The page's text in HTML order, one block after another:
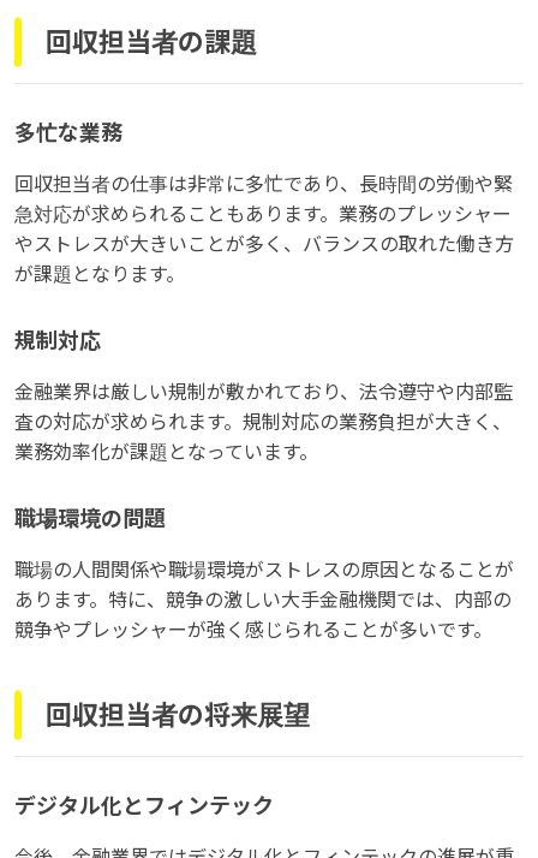
回収担当者の課題
多忙な業務
回収担当者の仕事は非常に多忙であり、長時間の労働や緊
急対応が求められることもあります。業務のプレッシャー
やストレスが大きいことが多く、バランスの取れた働き方
が課題となります。
規制対応
金融業界は厳しい規制が敷かれており、法令遵守や内部監
査の対応が求められます。規制対応の業務負担が大きく、
業務効率化が課題となっています。
職場環境の問題
職場の人間関係や職場環境がストレスの原因となることが
あります。特に、競争の激しい大手金融機関では、内部の
競争やプレッシャーが強く感じられることが多いです。
回収担当者の将来展望
デジタル化とフィンテック